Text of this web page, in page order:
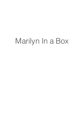
Marilyn In a Box